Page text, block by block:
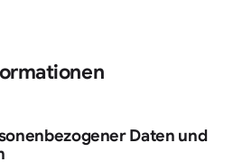
Daten und